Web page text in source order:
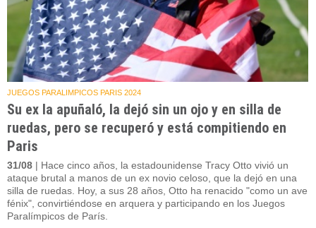
JUEGOS PARALIMPICOS PARIS 2024
Su ex la apuñaló, la dejó sin un ojo y en silla de
ruedas, pero se recuperó y está compitiendo en
Paris
31/08 | Hace cinco años, la estadounidense Tracy Otto vivió un
ataque brutal a manos de un ex novio celoso, que la dejó en una
silla de ruedas. Hoy, a sus 28 años, Otto ha renacido "como un ave
fénix", convirtiéndose en arquera y participando en los Juegos
Paralímpicos de París.